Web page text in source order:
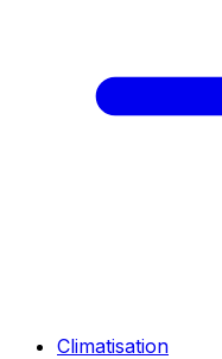
Climatisation